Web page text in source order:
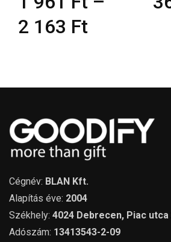
2 163 Ft
Cégnév: BLAN Kft.
Alapítás éve: 2004
Székhely: 4024 Debrecen, Piac utca
Adószám: 13413543-2-09